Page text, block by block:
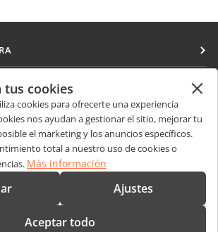
sales@onlyoffice.com
tus cookies
cookies para ofrecerte una experiencia
nos ayudan a gestionar el sitio, mejorar tu
el marketing y los anuncios específicos.
total a nuestro uso de cookies o
Más información
Ajustes
Aceptar todo